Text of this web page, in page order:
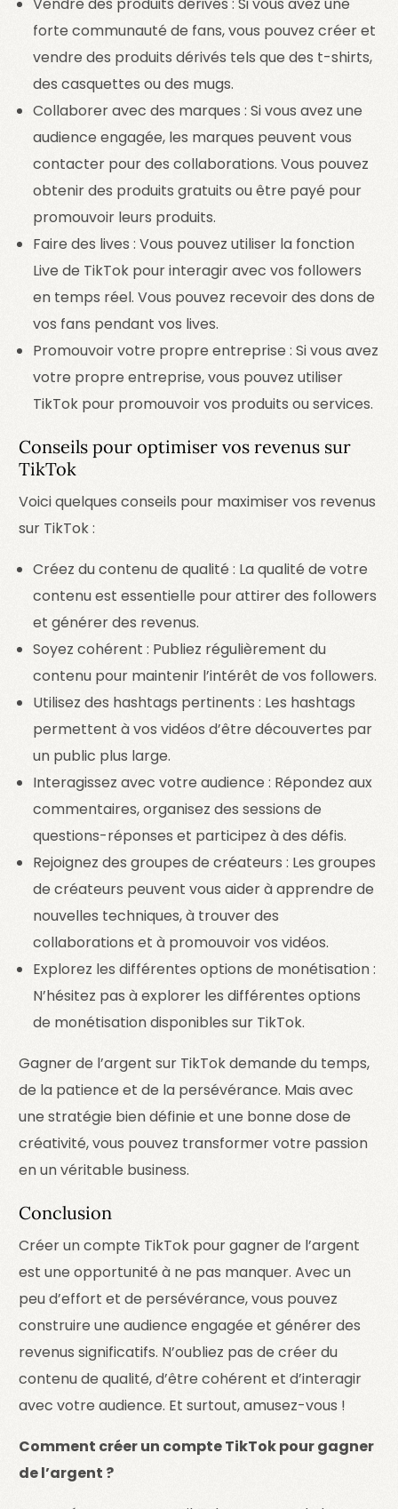
forte communauté de fans, vous pouvez créer et
vendre des produits dérivés tels que des t-shirts,
des casquettes ou des mugs.
Collaborer avec des marques : Si vous avez une
audience engagée, les marques peuvent vous
contacter pour des collaborations. Vous pouvez
obtenir des produits gratuits ou être payé pour
promouvoir leurs produits.
Faire des lives : Vous pouvez utiliser la fonction
Live de TikTok pour interagir avec vos followers
en temps réel. Vous pouvez recevoir des dons de
vos fans pendant vos lives.
Promouvoir votre propre entreprise : Si vous avez
votre propre entreprise, vous pouvez utiliser
TikTok pour promouvoir vos produits ou services.
Conseils pour optimiser vos revenus sur
TikTok
Voici quelques conseils pour maximiser vos revenus
sur TikTok :
Créez du contenu de qualité : La qualité de votre
contenu est essentielle pour attirer des followers
et générer des revenus.
Soyez cohérent : Publiez régulièrement du
contenu pour maintenir l’intérêt de vos followers.
Utilisez des hashtags pertinents : Les hashtags
permettent à vos vidéos d’être découvertes par
un public plus large.
Interagissez avec votre audience : Répondez aux
commentaires, organisez des sessions de
questions-réponses et participez à des défis.
Rejoignez des groupes de créateurs : Les groupes
de créateurs peuvent vous aider à apprendre de
nouvelles techniques, à trouver des
collaborations et à promouvoir vos vidéos.
Explorez les différentes options de monétisation :
N’hésitez pas à explorer les différentes options
de monétisation disponibles sur TikTok.
Gagner de l’argent sur TikTok demande du temps,
de la patience et de la persévérance. Mais avec
une stratégie bien définie et une bonne dose de
créativité, vous pouvez transformer votre passion
en un véritable business.
Conclusion
Créer un compte TikTok pour gagner de l’argent
est une opportunité à ne pas manquer. Avec un
peu d’effort et de persévérance, vous pouvez
construire une audience engagée et générer des
revenus significatifs. N’oubliez pas de créer du
contenu de qualité, d’être cohérent et d’interagir
avec votre audience. Et surtout, amusez-vous !
Comment créer un compte TikTok pour gagner
de l’argent ?